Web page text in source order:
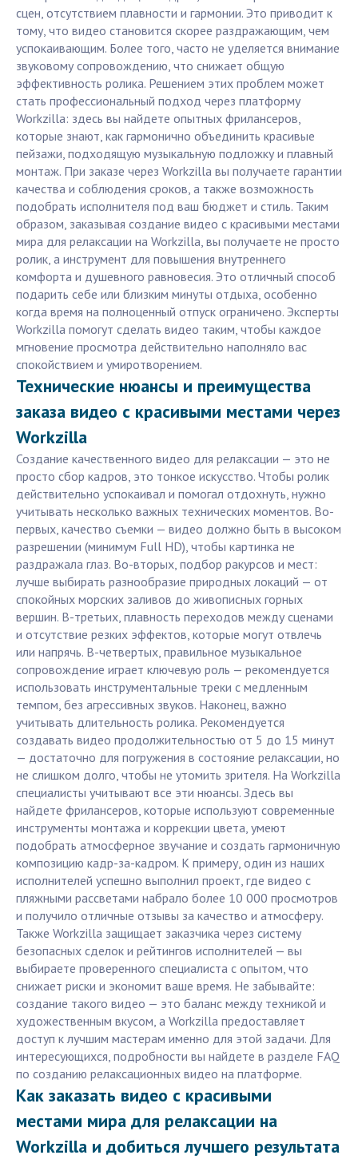
сцен, отсутствием плавности и гармонии. Это приводит к
тому, что видео становится скорее раздражающим, чем
успокаивающим. Более того, часто не уделяется внимание
звуковому сопровождению, что снижает общую
эффективность ролика. Решением этих проблем может
стать профессиональный подход через платформу
Workzilla: здесь вы найдете опытных фрилансеров,
которые знают, как гармонично объединить красивые
пейзажи, подходящую музыкальную подложку и плавный
монтаж. При заказе через Workzilla вы получаете гарантии
качества и соблюдения сроков, а также возможность
подобрать исполнителя под ваш бюджет и стиль. Таким
образом, заказывая создание видео с красивыми местами
мира для релаксации на Workzilla, вы получаете не просто
ролик, а инструмент для повышения внутреннего
комфорта и душевного равновесия. Это отличный способ
подарить себе или близким минуты отдыха, особенно
когда время на полноценный отпуск ограничено. Эксперты
Workzilla помогут сделать видео таким, чтобы каждое
мгновение просмотра действительно наполняло вас
спокойствием и умиротворением.
Технические нюансы и преимущества
заказа видео с красивыми местами через
Workzilla
Создание качественного видео для релаксации — это не
просто сбор кадров, это тонкое искусство. Чтобы ролик
действительно успокаивал и помогал отдохнуть, нужно
учитывать несколько важных технических моментов. Во-
первых, качество съемки — видео должно быть в высоком
разрешении (минимум Full HD), чтобы картинка не
раздражала глаз. Во-вторых, подбор ракурсов и мест:
лучше выбирать разнообразие природных локаций — от
спокойных морских заливов до живописных горных
вершин. В-третьих, плавность переходов между сценами
и отсутствие резких эффектов, которые могут отвлечь
или напрячь. В-четвертых, правильное музыкальное
сопровождение играет ключевую роль — рекомендуется
использовать инструментальные треки с медленным
темпом, без агрессивных звуков. Наконец, важно
учитывать длительность ролика. Рекомендуется
создавать видео продолжительностью от 5 до 15 минут
— достаточно для погружения в состояние релаксации, но
не слишком долго, чтобы не утомить зрителя. На Workzilla
специалисты учитывают все эти нюансы. Здесь вы
найдете фрилансеров, которые используют современные
инструменты монтажа и коррекции цвета, умеют
подобрать атмосферное звучание и создать гармоничную
композицию кадр-за-кадром. К примеру, один из наших
исполнителей успешно выполнил проект, где видео с
пляжными рассветами набрало более 10 000 просмотров
и получило отличные отзывы за качество и атмосферу.
Также Workzilla защищает заказчика через систему
безопасных сделок и рейтингов исполнителей — вы
выбираете проверенного специалиста с опытом, что
снижает риски и экономит ваше время. Не забывайте:
создание такого видео — это баланс между техникой и
художественным вкусом, а Workzilla предоставляет
доступ к лучшим мастерам именно для этой задачи. Для
интересующихся, подробности вы найдете в разделе FAQ
по созданию релаксационных видео на платформе.
Как заказать видео с красивыми
местами мира для релаксации на
Workzilla и добиться лучшего результата